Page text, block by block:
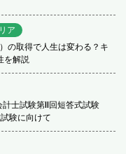
ア
の取得で人生は変わる？キ
を解説
計士試験第Ⅱ回短答式試験
験に向けて